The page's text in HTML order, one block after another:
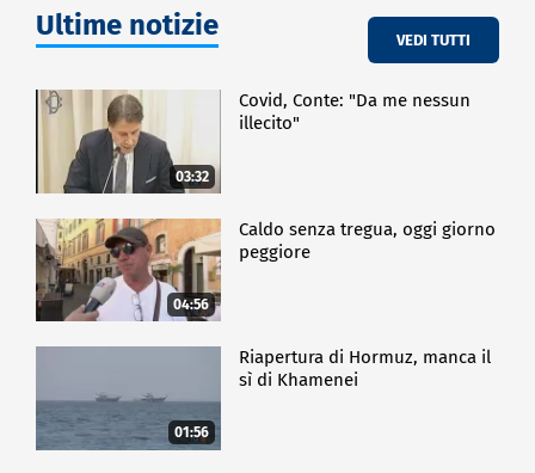
Ultime notizie VEDI TUTTI
03:32
Covid, Conte: "Da me nessun
illecito"
04:56
Caldo senza tregua, oggi giorno
peggiore
01:56
Riapertura di Hormuz, manca il
sì di Khamenei